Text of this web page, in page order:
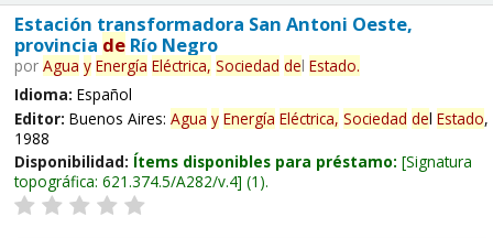
Estación transformadora San Antoni Oeste,
provincia deRío Negro
por Agua y Energía Eléctrica, Sociedad del Estado.
Idioma: Español
Editor: Buenos Aires: Agua y Energía Eléctrica, Sociedad del Estado,
1988
Disponibilidad: Ítems disponibles para préstamo: Signatura
topográfica: 621.374.5/A282/v.4 (1).